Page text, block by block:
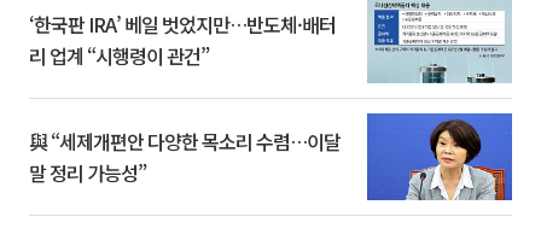
‘한국판 IRA’ 베일 벗었지만…반도체·배터
리 업계 “시행령이 관건”
與 “세제개편안 다양한 목소리 수렴…이달
말 정리 가능성”